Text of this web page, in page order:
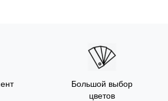
Большой выбор
цветов